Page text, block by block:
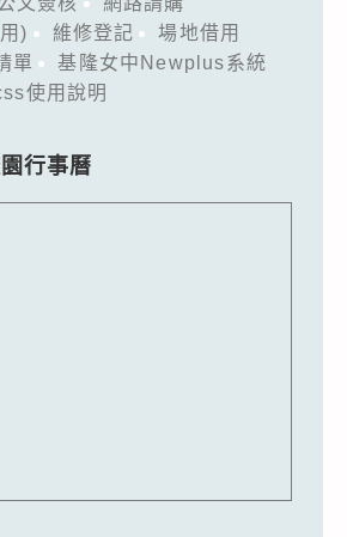
)
維修登記
場地借用
單
基隆女中Newplus系統
使用說明
行事曆